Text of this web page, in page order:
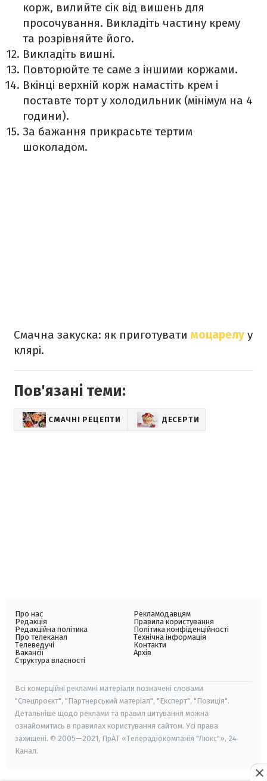
корж, вилийте сік від вишень для
просочування. Викладіть частину крему
та розрівняйте його.
Викладіть вишні.
Повторюйте те саме з іншими коржами.
Вкінці верхній корж намастіть крем і
поставте торт у холодильник (мінімум на 4
години).
За бажання прикрасьте тертим
шоколадом.
Смачна закуска: як приготувати моцарелу у
клярі.
Пов'язані теми:
СМАЧНІ РЕЦЕПТИ ДЕСЕРТИ
Про нас
Редакція
Редакційна політика
Про телеканал
Телеведучі
Вакансії
Структура власності
Рекламодавцям
Правила користування
Політика конфіденційності
Технічна інформація
Контакти
Архів
Всі комерційні рекламні матеріали позначені словами
"Спецпроєкт", "Партнерський матеріал", "Експерт", "Позиція".
Детальніше щодо реклами та правил цитування можна
ознайомитись в правилах користування сайтом. Усі права
захищені. © 2005—2021, ПрАТ «Телерадіокомпанія "Люкс"», 24
Канал.